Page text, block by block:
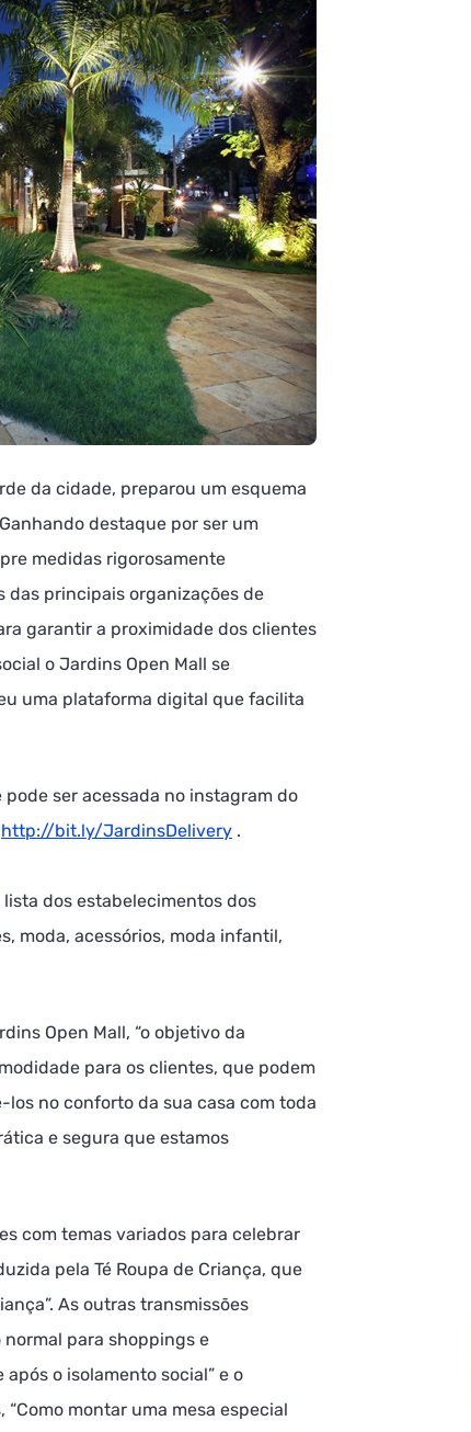
da cidade, preparou um esquema
destaque por ser um
medidas rigorosamente
das principais organizações de
garantir a proximidade dos clientes
o Jardins Open Mall se
uma plataforma digital que facilita
ser acessada no instagram do
http://bit.ly/JardinsDelivery .
dos estabelecimentos dos
moda, acessórios, moda infantil,
Open Mall, “o objetivo da
para os clientes, que podem
no conforto da sua casa com toda
e segura que estamos
com temas variados para celebrar
pela Té Roupa de Criança, que
As outras transmissões
para shoppings e
o isolamento social” e o
montar uma mesa especial